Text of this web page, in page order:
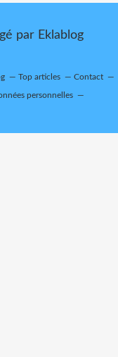
par Eklablog
Top articles Contact
personnelles